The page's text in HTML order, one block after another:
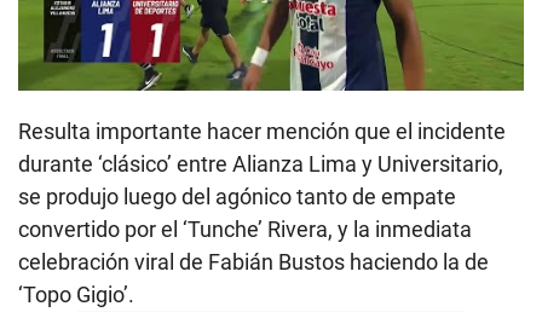
Resulta importante hacer mención que el incidente
durante ‘clásico’ entre Alianza Lima y Universitario,
se produjo luego del agónico tanto de empate
convertido por el ‘Tunche’ Rivera, y la inmediata
celebración viral de Fabián Bustos haciendo la de
‘Topo Gigio’.